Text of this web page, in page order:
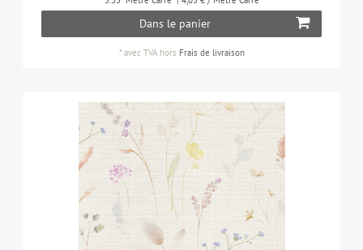
Dans le panier
*avec TVAhors Frais de livraison